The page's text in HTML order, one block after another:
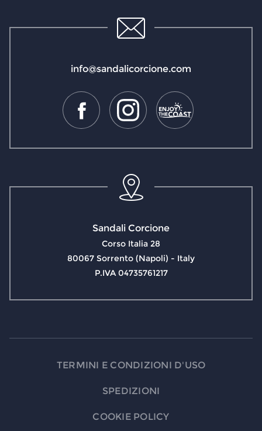
Sandali Corcione
Corso Italia 28
80067 Sorrento (Napoli) - Italy
P.IVA 04735761217
info@sandalicorcione.com
TERMINI E CONDIZIONI D'USO
SPEDIZIONI
COOKIE POLICY